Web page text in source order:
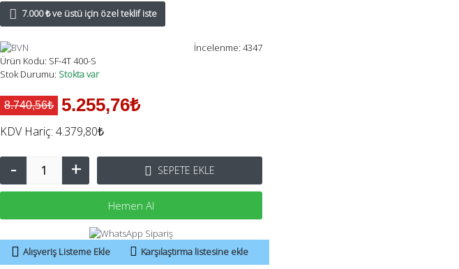
7.000 ₺ ve üstü için özel teklif iste
İncelenme: 4347
Ürün Kodu: SF-4T 400-S
Stok Durumu: Stokta var
8.740,56₺ 5.255,76₺
KDV Hariç: 4.379,80₺
- + SEPETE EKLE
Hemen Al
Alışveriş Listeme Ekle Karşılaştırma listesine ekle